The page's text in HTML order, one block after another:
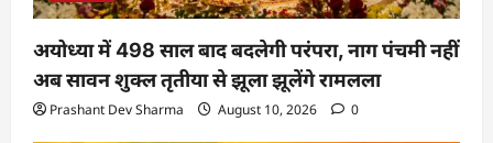
अयोध्या में 498 साल बाद बदलेगी परंपरा, नाग पंचमी नहीं
अब सावन शुक्ल तृतीया से झूला झूलेंगे रामलला
Prashant Dev Sharma August 10, 2026 0